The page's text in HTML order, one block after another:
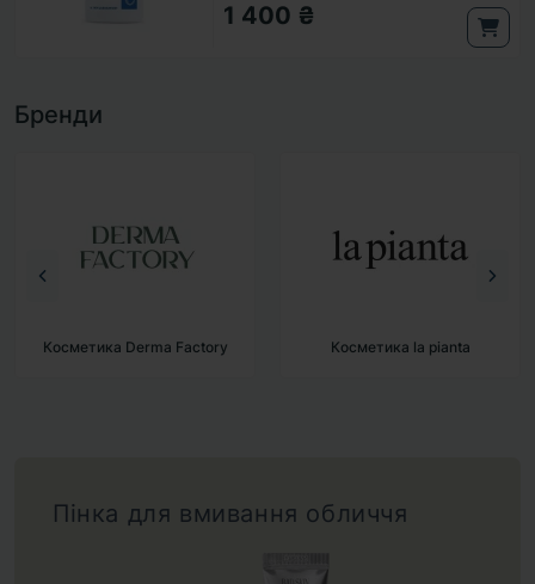
1 400 ₴
Бренди
Косметика la pianta Косметика BAD SKIN
Пінка для вмивання обличчя